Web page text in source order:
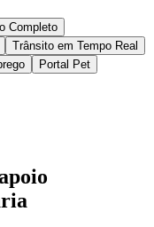
Completo
Trânsito em Tempo Real
Portal Pet